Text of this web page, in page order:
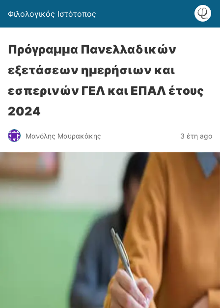
Φιλολογικός Ιστότοπος
Πρόγραμμα Πανελλαδικών
εξετάσεων ημερήσιων και
εσπερινών ΓΕΛ και ΕΠΑΛ έτους
2024
Μανόλης Μαυρακάκης 3 έτη ago